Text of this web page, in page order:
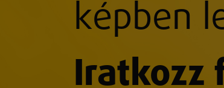
képben
Iratkozz